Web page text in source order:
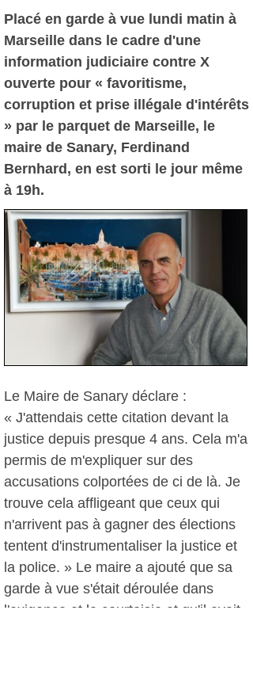
Placé en garde à vue lundi matin à
Marseille dans le cadre d'une
information judiciaire contre X
ouverte pour « favoritisme,
corruption et prise illégale d'intérêts
» par le parquet de Marseille, le
maire de Sanary, Ferdinand
Bernhard, en est sorti le jour même
à 19h.
Le Maire de Sanary déclare :
« J'attendais cette citation devant la
justice depuis presque 4 ans. Cela m'a
permis de m'expliquer sur des
accusations colportées de ci de là. Je
trouve cela affligeant que ceux qui
n'arrivent pas à gagner des élections
tentent d'instrumentaliser la justice et
la police. » Le maire a ajouté que sa
garde à vue s'était déroulée dans
l'exigence et la courtoisie et qu'il avait